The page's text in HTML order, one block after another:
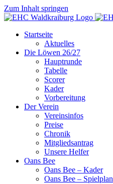
Zum Inhalt springen
Startseite
Aktuelles
Die Löwen 26/27
Hauptrunde
Tabelle
Scorer
Kader
Vorbereitung
Der Verein
Vereinsinfos
Preise
Chronik
Mitgliedsantrag
Unsere Helfer
Oans Bee
Oans Bee – Kader
Oans Bee – Spielplan